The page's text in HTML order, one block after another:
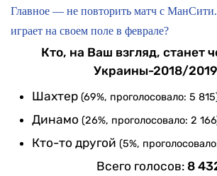
Главное — не повторить матч с
играет на своем поле в феврале?
Кто, на Ваш взгляд, станет
Украины-2018/
Шахтер (69%, проголосовало: 5
Динамо (26%, проголосовало: 2
Кто-то другой (5%,
Всего голосов: 8